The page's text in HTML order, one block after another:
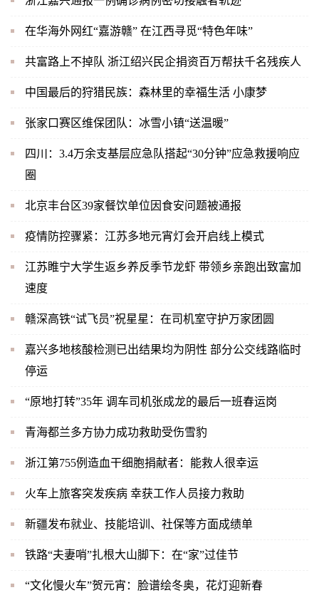
在华海外网红“嘉游赣” 在江西寻觅“特色年味”
共富路上不掉队 浙江绍兴民企捐资百万帮扶千名残疾人
中国最后的狩猎民族：森林里的幸福生活 小康梦
张家口赛区维保团队：冰雪小镇“送温暖”
四川：3.4万余支基层应急队搭起“30分钟”应急救援响应
圈
北京丰台区39家餐饮单位因食安问题被通报
疫情防控骤紧：江苏多地元宵灯会开启线上模式
江苏睢宁大学生返乡养反季节龙虾 带领乡亲跑出致富加
速度
赣深高铁“试飞员”祝星星：在司机室守护万家团圆
嘉兴多地核酸检测已出结果均为阴性 部分公交线路临时
停运
“原地打转”35年 调车司机张成龙的最后一班春运岗
青海都兰多方协力成功救助受伤雪豹
浙江第755例造血干细胞捐献者：能救人很幸运
火车上旅客突发疾病 幸获工作人员接力救助
新疆发布就业、技能培训、社保等方面成绩单
铁路“夫妻哨”扎根大山脚下：在“家”过佳节
“文化慢火车”贺元宵：脸谱绘冬奥，花灯迎新春